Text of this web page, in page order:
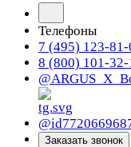
Телефоны
7 (495) 123-81-
8 (800) 101-32-
Заказать звонок